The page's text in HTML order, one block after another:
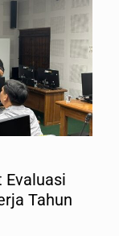
Evaluasi
Tahun